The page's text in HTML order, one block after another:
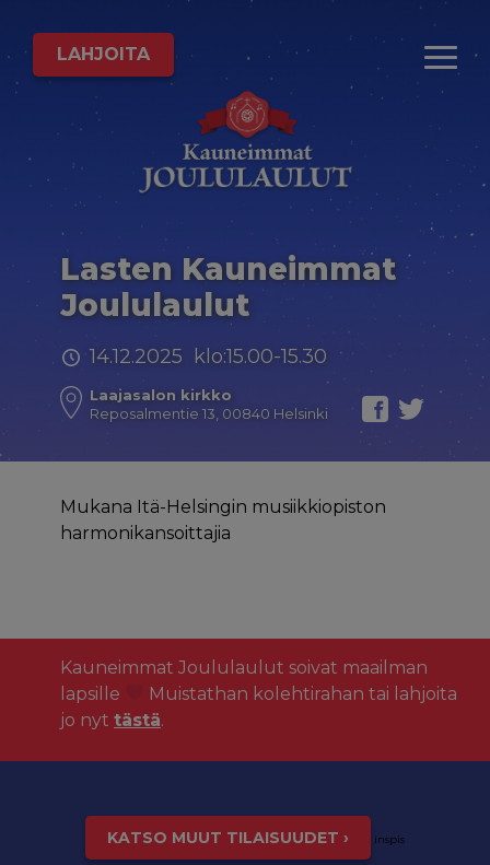
LAHJOITA
Lasten Kauneimmat
Joululaulut
14.12.2025 klo:15.00-15.30
Laajasalon kirkko
Reposalmentie 13, 00840 Helsinki
Mukana Itä-Helsingin musiikkiopiston
harmonikansoittajia
Kauneimmat Joululaulut soivat maailman
lapsille
Muistathan kolehtirahan tai lahjoita
jo nyt tästä.
KATSO MUUT TILAISUUDET › inspis